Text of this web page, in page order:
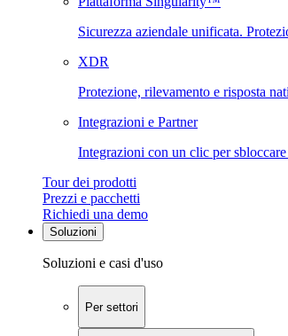
Sicurezza aziendale unificata.
XDR
Protezione, rilevamento e risposta
Integrazioni e Partner
Integrazioni con un clic per
Tour dei prodotti
Prezzi e pacchetti
Richiedi una demo
Soluzioni
Soluzioni e casi d'uso
Per settori